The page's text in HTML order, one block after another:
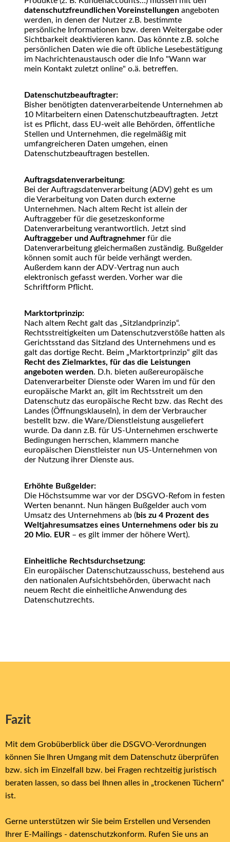
datenschutzfreundlichen Voreinstellungen angeboten
werden, in denen der Nutzer z.B. bestimmte
persönliche Informationen bzw. deren Weitergabe oder
Sichtbarkeit deaktivieren kann. Das könnte z.B. solche
persönlichen Daten wie die oft übliche Lesebestätigung
im Nachrichtenaustausch oder die Info "Wann war
mein Kontakt zuletzt online" o.ä. betreffen.
Datenschutzbeauftragter:
Bisher benötigten datenverarbeitende Unternehmen ab
10 Mitarbeitern einen Datenschutzbeauftragten. Jetzt
ist es Pflicht, dass EU-weit alle Behörden, öffentliche
Stellen und Unternehmen, die regelmäßig mit
umfangreicheren Daten umgehen, einen
Datenschutzbeauftragen bestellen.
Auftragsdatenverarbeitung:
Bei der Auftragsdatenverarbeitung (ADV) geht es um
die Verarbeitung von Daten durch externe
Unternehmen. Nach altem Recht ist allein der
Auftraggeber für die gesetzeskonforme
Datenverarbeitung verantwortlich. Jetzt sind
Auftraggeber und Auftragnehmer für die
Datenverarbeitung gleichermaßen zuständig. Bußgelder
können somit auch für beide verhängt werden.
Außerdem kann der ADV-Vertrag nun auch
elektronisch gefasst werden. Vorher war die
Schriftform Pflicht.
Marktortprinzip:
Nach altem Recht galt das „Sitzlandprinzip“.
Rechtsstreitigkeiten um Datenschutzverstöße hatten als
Gerichtsstand das Sitzland des Unternehmens und es
galt das dortige Recht. Beim „Marktortprinzip“ gilt das
Recht des Zielmarktes, für das die Leistungen
angeboten werden. D.h. bieten außereuropäische
Datenverarbeiter Dienste oder Waren im und für den
europäische Markt an, gilt im Rechtsstreit um den
Datenschutz das europäische Recht bzw. das Recht des
Landes (Öffnungsklauseln), in dem der Verbraucher
bestellt bzw. die Ware/Dienstleistung ausgeliefert
wurde. Da dann z.B. für US-Unternehmen erschwerte
Bedingungen herrschen, klammern manche
europäischen Dienstleister nun US-Unternehmen von
der Nutzung ihrer Dienste aus.
Erhöhte Bußgelder:
Die Höchstsumme war vor der DSGVO-Refom in festen
Werten benannt. Nun hängen Bußgelder auch vom
Umsatz des Unternehmens ab (bis zu 4 Prozent des
Weltjahresumsatzes eines Unternehmens oder bis zu
20 Mio. EUR – es gilt immer der höhere Wert).
Einheitliche Rechtsdurchsetzung:
Ein europäischer Datenschutzausschuss, bestehend aus
den nationalen Aufsichtsbehörden, überwacht nach
neuem Recht die einheitliche Anwendung des
Datenschutzrechts.
Fazit
Mit dem Grobüberblick über die DSGVO-Verordnungen
können Sie Ihren Umgang mit dem Datenschutz überprüfen
bzw. sich im Einzelfall bzw. bei Fragen rechtzeitig juristisch
beraten lassen, so dass bei Ihnen alles in „trockenen Tüchern“
ist.
Gerne unterstützen wir Sie beim Erstellen und Versenden
Ihrer E-Mailings - datenschutzkonform. Rufen Sie uns an